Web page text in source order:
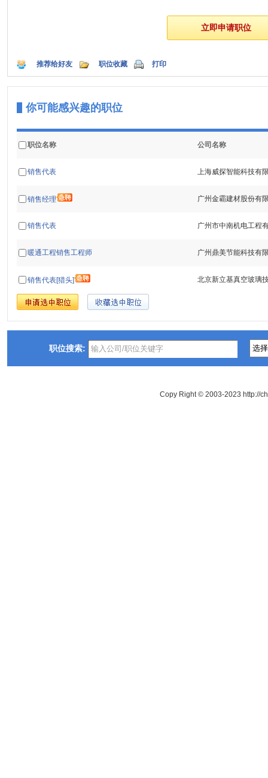
推荐给好友 职位收藏 打印
你可能感兴趣的职位
职位名称 公司名称
销售代表 上海威探智能科技有
销售经理 广州金霸建材股份有
销售代表 广州市中南机电工程
暖通工程销售工程师 广州鼎美节能科技有
销售代表[猎头] 北京新立基真空玻璃
职位搜索:
Copy Right © 2003-2023 http://